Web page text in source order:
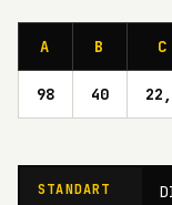
A B C
98 40
STANDART